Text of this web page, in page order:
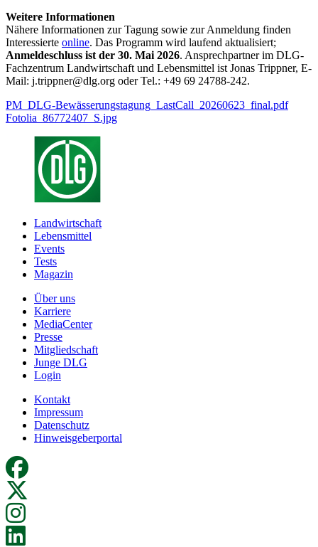
Weitere Informationen
Nähere Informationen zur Tagung sowie zur Anmeldung finden
Interessierte online. Das Programm wird laufend aktualisiert;
Anmeldeschluss ist der 30. Mai 2026. Ansprechpartner im DLG-
Fachzentrum Landwirtschaft und Lebensmittel ist Jonas Trippner, E-
Mail: j.trippner@dlg.org oder Tel.: +49 69 24788-242.
PM_DLG-Bewässerungstagung_LastCall_20260623_final.pdf
Fotolia_86772407_S.jpg
Landwirtschaft
Lebensmittel
Events
Tests
Magazin
Über uns
Karriere
MediaCenter
Presse
Mitgliedschaft
Junge DLG
Login
Kontakt
Impressum
Datenschutz
Hinweisgeberportal